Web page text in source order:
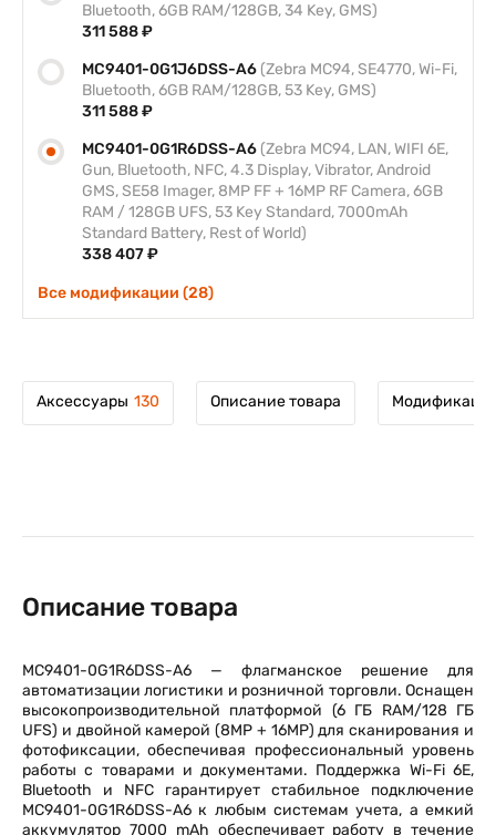
Bluetooth, 6GB RAM/128GB, 34 Key, GMS)
311 588 ₽
MC9401-0G1J6DSS-A6 (Zebra MC94, SE4770, Wi-Fi,
Bluetooth, 6GB RAM/128GB, 53 Key, GMS)
311 588 ₽
MC9401-0G1R6DSS-A6 (Zebra MC94, LAN, WIFI 6E,
Gun, Bluetooth, NFC, 4.3 Display, Vibrator, Android
GMS, SE58 Imager, 8MP FF + 16MP RF Camera, 6GB
RAM / 128GB UFS, 53 Key Standard, 7000mAh
Standard Battery, Rest of World)
338 407 ₽
Все модификации (28)
Аксессуары 130 Описание товара
Описание товара
MC9401-0G1R6DSS-A6 — флагманское решение для
автоматизации логистики и розничной торговли. Оснащен
высокопроизводительной платформой (6 ГБ RAM/128 ГБ
UFS) и двойной камерой (8MP + 16MP) для сканирования и
фотофиксации, обеспечивая профессиональный уровень
работы с товарами и документами. Поддержка Wi-Fi 6E,
Bluetooth и NFC гарантирует стабильное подключение
MC9401-0G1R6DSS-A6 к любым системам учета, а емкий
аккумулятор 7000 mAh обеспечивает работу в течение